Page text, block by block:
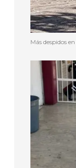
Más despidos